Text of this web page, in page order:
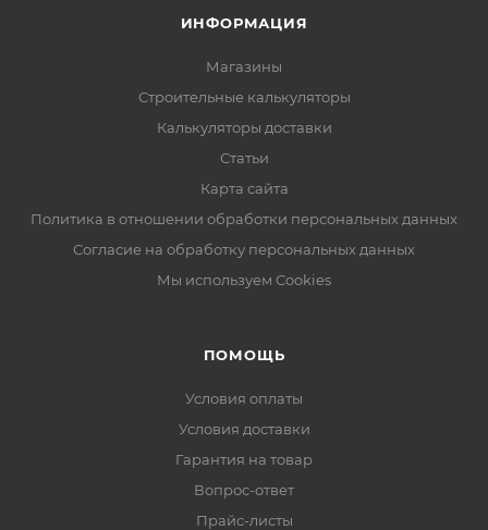
ИНФОРМАЦИЯ
Магазины
Строительные калькуляторы
Калькуляторы доставки
Статьи
Карта сайта
Политика в отношении обработки персональных данных
Согласие на обработку персональных данных
Мы используем Cookies
ПОМОЩЬ
Условия оплаты
Условия доставки
Гарантия на товар
Вопрос-ответ
Прайс-листы